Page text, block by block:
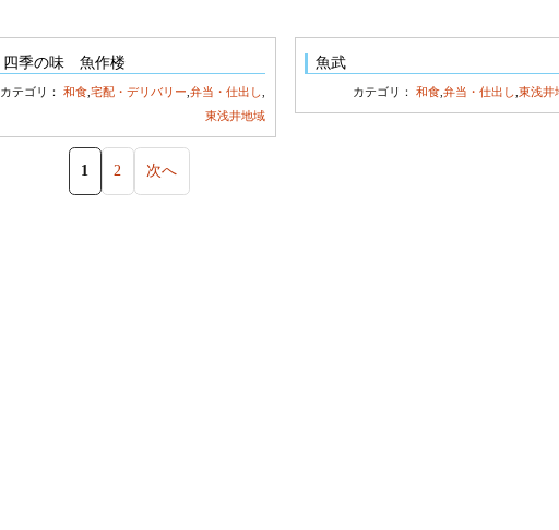
四季の味 魚作楼
カテゴリ：和食 ,宅配・デリバリー ,弁当・仕出し
東浅井地域
魚武
カテゴリ： 和食, 弁当・仕出し 東浅井
1 2 次へ